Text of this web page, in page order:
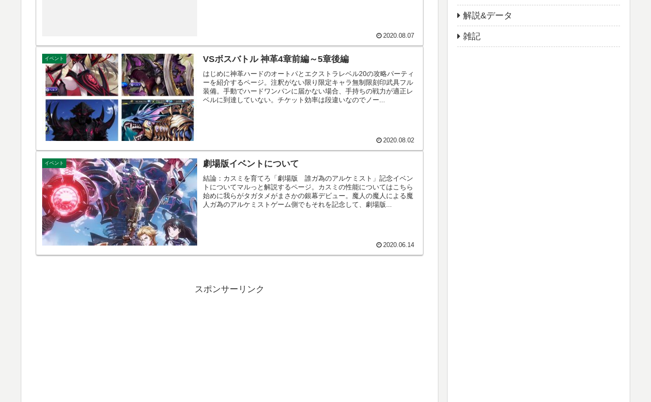
2020.08.07
イベント VSボスバトル 神革4章前編～5章後編
はじめに神革ハードのオートパとエクストラレベル20の攻略パーティ
ーを紹介するページ。注釈がない限り限定キャラ無制限刻印武具フル
装備。手動でハードワンパンに届かない場合、手持ちの戦力が適正レ
ベルに到達していない。チケット効率は段違いなのでノー...
2020.08.02
イベント 劇場版イベントについて
結論：カスミを育てろ「劇場版 誰ガ為のアルケミスト」記念イベン
トについてマルっと解説するページ。カスミの性能についてはこちら
始めに我らがタガタメがまさかの銀幕デビュー。魔人の魔人による魔
人ガ為のアルケミストゲーム側でもそれを記念して、劇場版...
2020.06.14
スポンサーリンク
解説&データ
雑記